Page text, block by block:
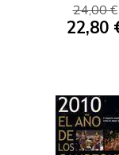
24,00 €
22,80